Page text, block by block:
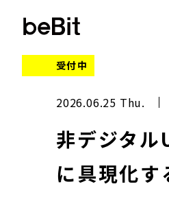
受付中
2026.06.25 Thu.
非デジタ
に具現化す